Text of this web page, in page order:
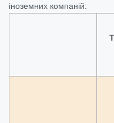
іноземних компаній: